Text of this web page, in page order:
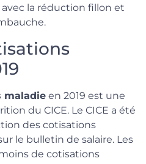
la réduction fillon et
maladie en 2019 est une
du CICE. Le CICE a été
des cotisations
le bulletin de salaire. Les
de cotisations